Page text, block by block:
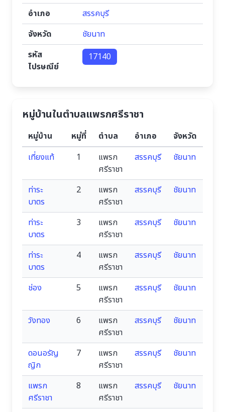
อำเภอ
สรรคบุรี
จังหวัด
ชัยนาท
รหัส
ไปรษณีย์
17140
หมู่บ้านในตำบลแพรกศรีราชา
หมู่บ้าน หมู่ที่ ตำบล อำเภอ
จังหวัด
เที่ยงแท้
1
แพรก
ศรีราชา
สรรคบุรี ชัยนาท
ท่าระ
บาตร
2
แพรก
ศรีราชา
สรรคบุรี ชัยนาท
ท่าระ
บาตร
3
แพรก
ศรีราชา
สรรคบุรี ชัยนาท
ท่าระ
บาตร
4
แพรก
ศรีราชา
สรรคบุรี ชัยนาท
ช่อง 5
แพรก
ศรีราชา
สรรคบุรี ชัยนาท
วังทอง 6
แพรก
ศรีราชา
สรรคบุรี ชัยนาท
ดอนอรัญ
ญิก
7
แพรก
ศรีราชา
สรรคบุรี ชัยนาท
แพรก
ศรีราชา
8
แพรก
ศรีราชา
สรรคบุรี ชัยนาท